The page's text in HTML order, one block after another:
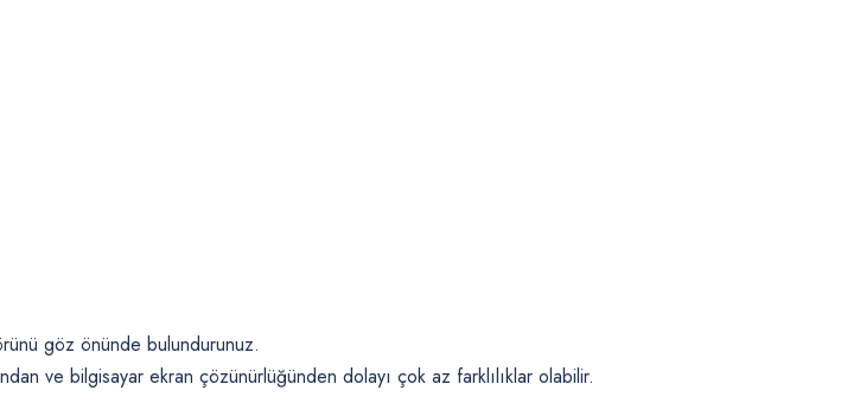
göz önünde bulundurunuz.
ve bilgisayar ekran çözünürlüğünden dolayı çok az farklılıklar olabilir.